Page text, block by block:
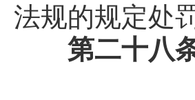
法规的规定处罚
第二十八